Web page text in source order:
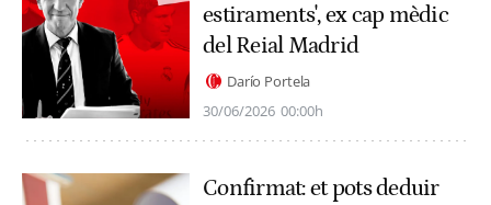
estiraments', ex cap mèdic
del Reial Madrid
Darío Portela
30/06/2026 00:00h
Confirmat: et pots deduir